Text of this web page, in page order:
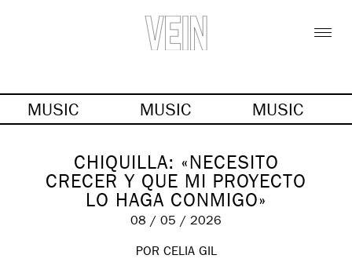
MUSIC MUSIC MUSIC
CHIQUILLA: «NECESITO
CRECER Y QUE MI PROYECTO
LO HAGA CONMIGO»
08 / 05 / 2026
POR CELIA GIL